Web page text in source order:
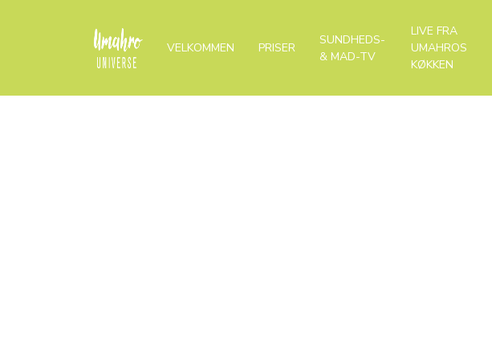
VELKOMMEN PRISER
SUNDHEDS-
& MAD-TV
LIVE FRA
UMAHROS
KØKKEN